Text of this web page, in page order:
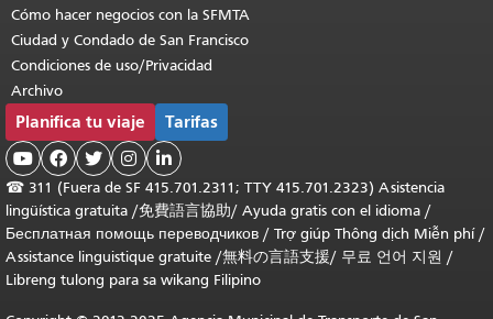
Cómo hacer negocios con la SFMTA
Ciudad y Condado de San Francisco
Condiciones de uso/Privacidad
Archivo
Planifica tu viaje Tarifas
    
☎ 311 (Fuera de SF 415.701.2311; TTY 415.701.2323) Asistencia
lingüística gratuita /免費語言協助/ Ayuda gratis con el idioma /
Бесплатная помощь переводчиков / Trợ giúp Thông dịch Miễn phí/
Assistance linguistique gratuite /無料の言語支援/ 무료 언어 지원 /
Libreng tulong para sa wikang Filipino